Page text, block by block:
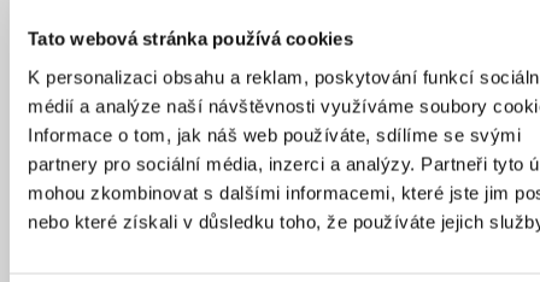
Tato webová stránka používá cookies
K personalizaci obsahu a reklam, poskytování funkcí
médií a analýze naší návštěvnosti využíváme soubory
Informace o tom, jak náš web používáte, sdílíme se svými
partnery pro sociální média, inzerci a analýzy. Partneři tyto
mohou zkombinovat s dalšími informacemi, které jste jim
nebo které získali v důsledku toho, že používáte jejich